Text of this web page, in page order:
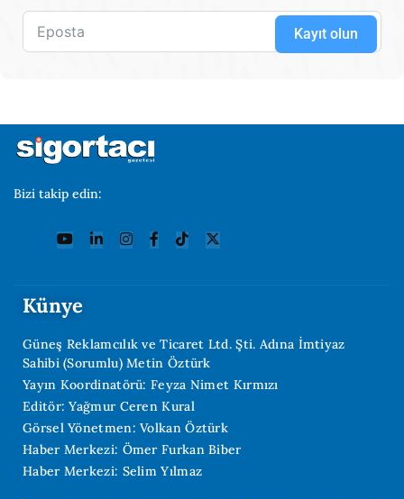
Kayıt olun
Bizi takip edin:
Künye
Güneş Reklamcılık ve Ticaret Ltd. Şti. Adına İmtiyaz
Sahibi (Sorumlu) Metin Öztürk
Yayın Koordinatörü: Feyza Nimet Kırmızı
Editör: Yağmur Ceren Kural
Görsel Yönetmen: Volkan Öztürk
Haber Merkezi: Ömer Furkan Biber
Haber Merkezi: Selim Yılmaz